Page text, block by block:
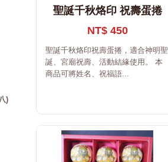
)
聖誕千秋烙印 祝壽蛋捲
NT$ 450
聖誕千秋烙印祝壽蛋捲，適合神明聖
誕、宮廟祝壽、活動結緣使用。 本
商品可將姓名、祝福語...